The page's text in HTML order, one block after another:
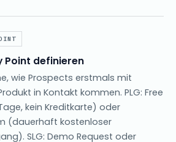
Point definieren
wie Prospects erstmals mit
in Kontakt kommen. PLG: Free
kein Kreditkarte) oder
(dauerhaft kostenloser
SLG: Demo Request oder